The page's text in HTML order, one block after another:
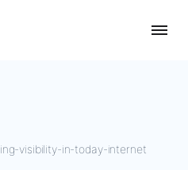
visibility-in-today-internet